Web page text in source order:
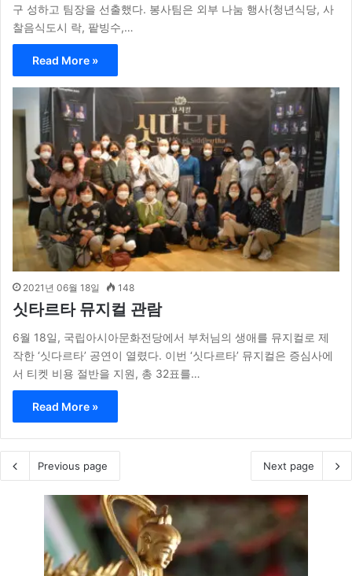
구 성하고 팀장을 선출했다. 봉사팀은 외부 나눔 행사(청년식당, 사
찰음식도시 락, 팥빙수,…
Read More »
2021년 06월 18일 148
싯타르타 뮤지컬 관람
6월 18일, 국립아시아문화전당에서 부처님의 생애를 뮤지컬로 제
작한 ‘싯다르타’ 공연이 열렸다. 이번 ‘싯다르타’ 뮤지컬은 증심사에
서 티켓 비용 절반을 지원, 총 32표를…
Read More »
Previous page Next page